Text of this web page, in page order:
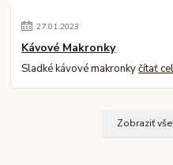
27.01.2023
Kávové Makronky
Sladké kávové makronkyčítať
Zobraziť